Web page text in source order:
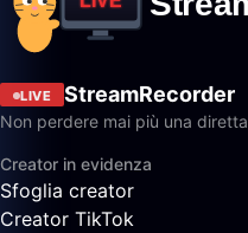
LIVE StreamRecorder
Non perdere mai più una diretta
Creator in evidenza
Sfoglia creator
Creator TikTok